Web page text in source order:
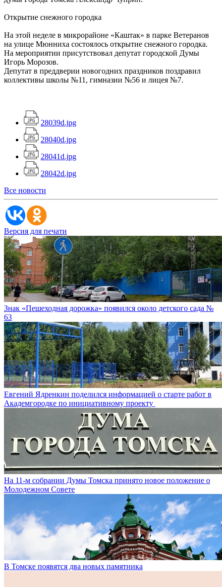
Открытие снежного городка
На этой неделе в микрорайоне «Каштак» в парке Ветеранов
на улице Мюнниха состоялось открытие снежного городка.
На мероприятии присутствовал депутат городской Думы
Игорь Морозов.
Депутат в преддверии новогодних праздников поздравил
коллективы школы №11, гимназии №56 и лицея №7.
28039d.jpg
28040d.jpg
28041d.jpg
28042d.jpg
Все новости
Версия для печати
Знак «Пешеходная дорожка» появился около детского сада №
63
Евгений Ядренкин поделился информацией о старте работ в
Академгородке по инициативному проекту
На 11-м собрании Думы Томска принято новое положение о
Молодежном Совете
В Томске появятся два новых памятника